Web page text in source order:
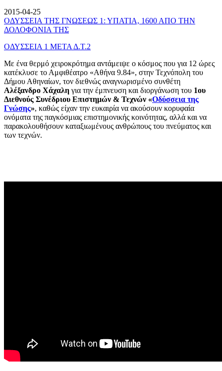
2015-04-25
ΟΔΥΣΣΕΙΑ ΤΗΣ ΓΝΩΣΕΩΣ 1: ΥΠΑΤΙΑ, 1600 ΑΠΟ ΤΗΝ
ΔΟΛΟΦΟΝΙΑ ΤΗΣ
ΟΔΥΣΣΕΙΑ 1 ΜΕΤΑ Δ.Τ.2
Με ένα θερμό χειροκρότημα αντάμειψε ο κόσμος που για 12 ώρες
κατέκλυσε το Αμφιθέατρο «Αθήνα 9.84», στην Τεχνόπολη του
Δήμου Αθηναίων, τον διεθνώς αναγνωρισμένο συνθέτη
Αλέξανδρο Χάχαλη για την έμπνευση και διοργάνωση του 1ου
Διεθνούς Συνέδριου Επιστημών & Τεχνών «Οδύσσεια της
Γνώσης», καθώς είχαν την ευκαιρία να ακούσουν κορυφαία
ονόματα της παγκόσμιας επιστημονικής κοινότητας, αλλά και να
παρακολουθήσουν καταξιωμένους ανθρώπους του πνεύματος και
των τεχνών.